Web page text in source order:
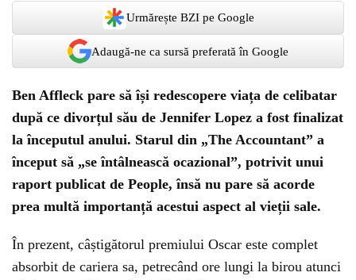
Urmărește BZI pe Google
Adaugă-ne ca sursă preferată în Google
Ben Affleck pare să își redescopere viața de celibatar
după ce divorțul său de Jennifer Lopez a fost finalizat
la începutul anului. Starul din „The Accountant” a
început să „se întâlnească ocazional”, potrivit unui
raport publicat de People, însă nu pare să acorde
prea multă importanță acestui aspect al vieții sale.
În prezent, câștigătorul premiului Oscar este complet
absorbit de cariera sa, petrecând ore lungi la birou atunci